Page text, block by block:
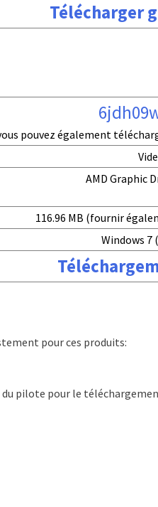
Télécharger
pouvez également
AMD Graphic
116.96 MB (fournir
Windows 7
pour ces produits:
du pilote pour le